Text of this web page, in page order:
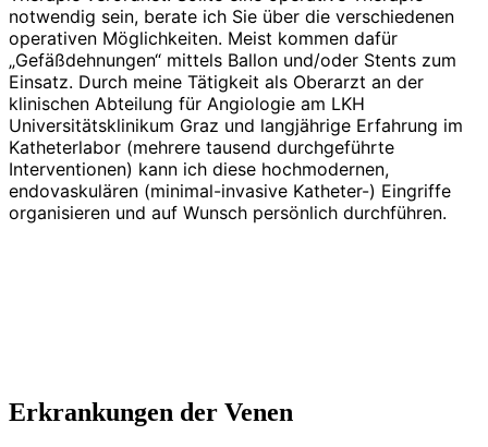
notwendig sein, berate ich Sie über die verschiedenen
operativen Möglichkeiten. Meist kommen dafür
„Gefäßdehnungen“ mittels Ballon und/oder Stents zum
Einsatz. Durch meine Tätigkeit als Oberarzt an der
klinischen Abteilung für Angiologie am LKH
Universitätsklinikum Graz und langjährige Erfahrung im
Katheterlabor (mehrere tausend durchgeführte
Interventionen) kann ich diese hochmodernen,
endovaskulären (minimal-invasive Katheter-) Eingriffe
organisieren und auf Wunsch persönlich durchführen.
Erkrankungen der Venen